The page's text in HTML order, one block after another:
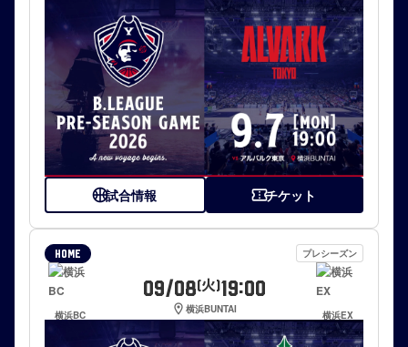
sports_basketball試合情報 confirmation_numberチケット
HOME プレシーズン
横浜BC
09/08 (火)19:00
location_on 横浜BUNTAI 横浜EX